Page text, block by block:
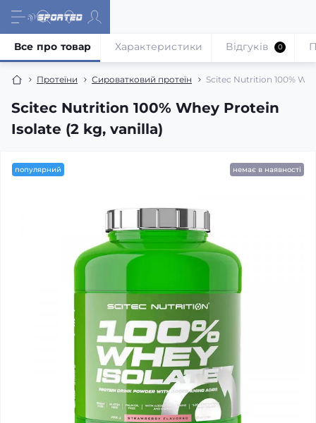
Протеїни Сироватковий протеїн Scitec Nutrition 100%
Scitec Nutrition 100% Whey Protein
Isolate (2 kg, vanilla)
Все про товар Характеристики Відгуків 0
популярний немає в наявності